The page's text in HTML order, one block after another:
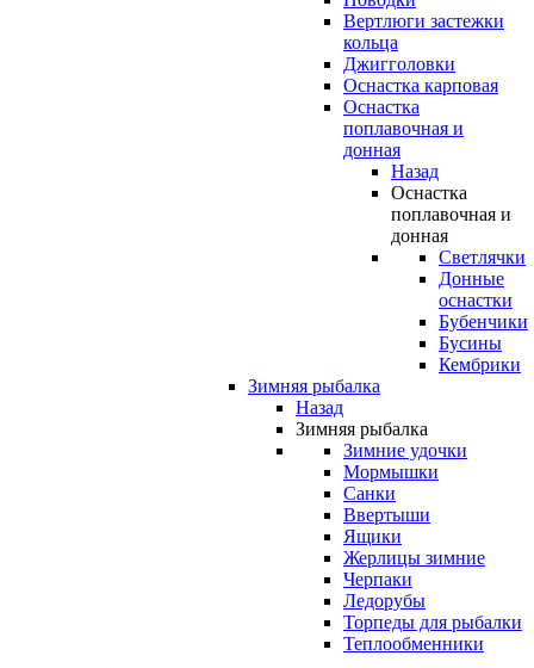
Вертлюги застежки
кольца
Джигголовки
Оснастка карповая
Оснастка
поплавочная и
донная
Назад
Оснастка
поплавочная и
донная
Светлячки
Донные
оснастки
Бубенчики
Бусины
Кембрики
Зимняя рыбалка
Назад
Зимняя рыбалка
Зимние удочки
Мормышки
Санки
Ввертыши
Ящики
Жерлицы зимние
Черпаки
Ледорубы
Торпеды для рыбалки
Теплообменники